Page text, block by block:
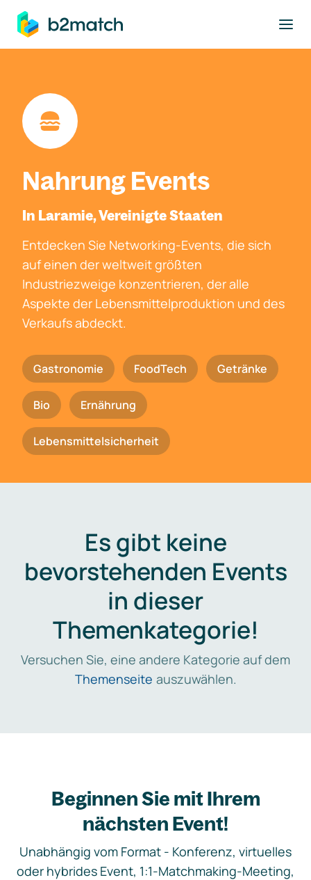
springen
Nahrung Events
In Laramie, Vereinigte Staaten
Entdecken Sie Networking-Events, die sich
auf einen der weltweit größten
Industriezweige konzentrieren, der alle
Aspekte der Lebensmittelproduktion und des
Verkaufs abdeckt.
Gastronomie FoodTech Getränke
Bio Ernährung
Lebensmittelsicherheit
Es gibt keine
bevorstehenden Events
in dieser
Themenkategorie!
Versuchen Sie, eine andere Kategorie auf dem
Themenseite auszuwählen.
Beginnen Sie mit Ihrem
nächsten Event!
Unabhängig vom Format - Konferenz, virtuelles
oder hybrides Event, 1:1-Matchmaking-Meeting,